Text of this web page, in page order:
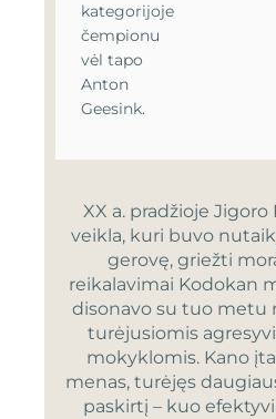
kategorijoje
čempionu
vėl tapo
Anton
Geesink.
XX a. pradžioje
veikla, kuri buvo
gerovę, griežti
reikalavimai Kodokan
disonavo su tuo metu
turėjusiomis
mokyklomis. Kano
menas, turėjęs
paskirtį – kuo